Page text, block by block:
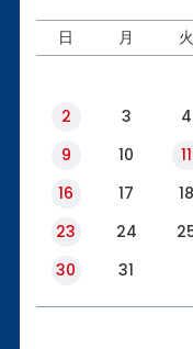
日 月 火
2
3 4
9
10 11
16
17 18
23
24
30
31